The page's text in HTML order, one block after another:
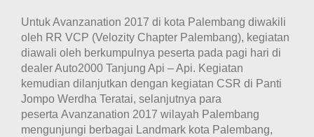
Untuk Avanzanation 2017 di kota Palembang diwakili
oleh RR VCP (Velozity Chapter Palembang), kegiatan
diawali oleh berkumpulnya peserta pada pagi hari di
dealer Auto2000 Tanjung Api – Api. Kegiatan
kemudian dilanjutkan dengan kegiatan CSR di Panti
Jompo Werdha Teratai, selanjutnya para
peserta Avanzanation 2017 wilayah Palembang
mengunjungi berbagai Landmark kota Palembang,